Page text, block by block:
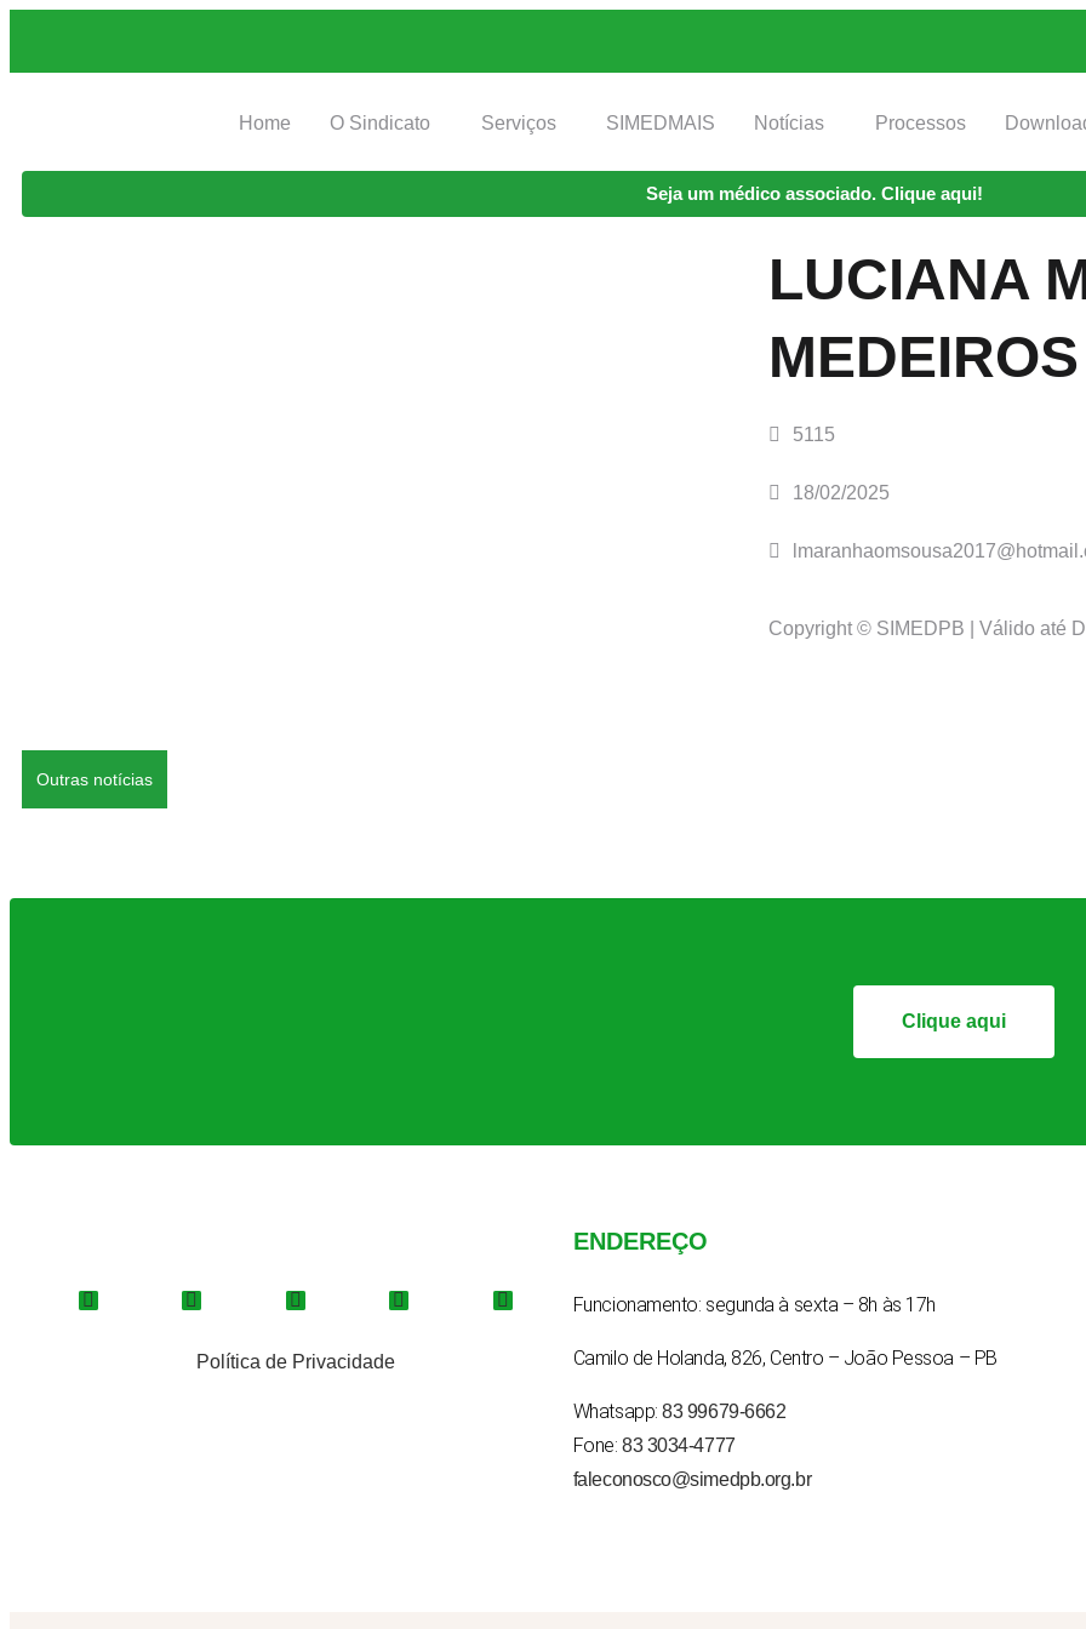
Home O Sindicato Serviços SIMEDMAIS Notícias Processos
Seja um médico associado. Clique aqui!
LUCIANA
5115
18/02/2025
Copyright © SIMEDPB | Válido até
Outras notícias
Clique aqui
Política de Privacidade
ENDEREÇO
Funcionamento: segunda à sexta – 8h às 17h
Camilo de Holanda, 826, Centro – João Pessoa – PB
Whatsapp:83 99679-6662
Fone:83 3034-4777
faleconosco@simedpb.org.br